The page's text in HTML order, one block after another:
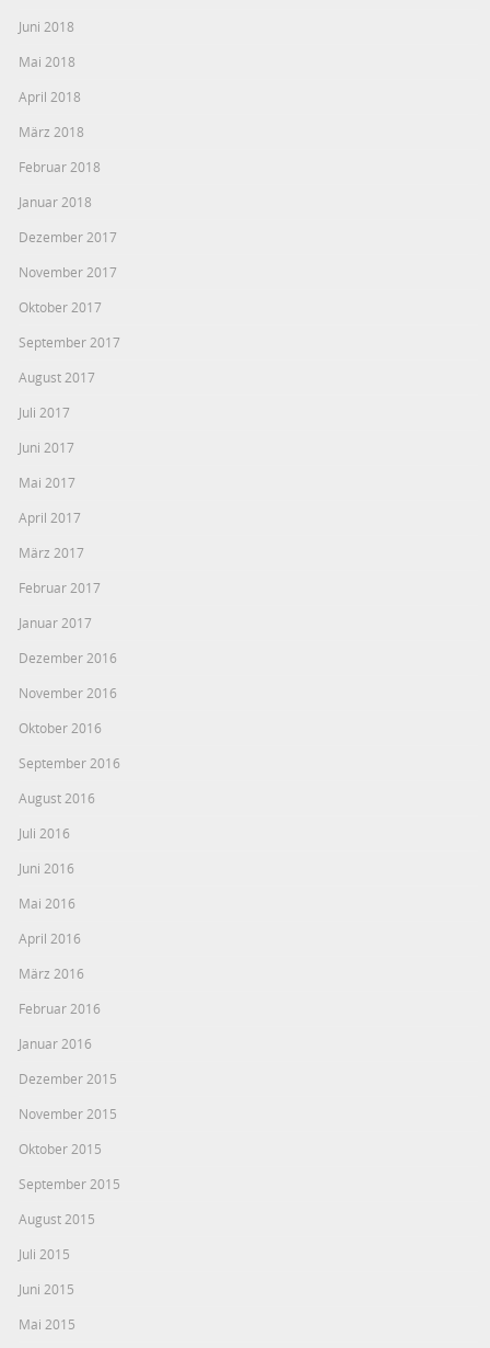
Juni 2018
Mai 2018
April 2018
März 2018
Februar 2018
Januar 2018
Dezember 2017
November 2017
Oktober 2017
September 2017
August 2017
Juli 2017
Juni 2017
Mai 2017
April 2017
März 2017
Februar 2017
Januar 2017
Dezember 2016
November 2016
Oktober 2016
September 2016
August 2016
Juli 2016
Juni 2016
Mai 2016
April 2016
März 2016
Februar 2016
Januar 2016
Dezember 2015
November 2015
Oktober 2015
September 2015
August 2015
Juli 2015
Juni 2015
Mai 2015